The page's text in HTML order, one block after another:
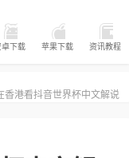
卓下载 苹果下载 资讯教程
香港看抖音世界杯中文解说